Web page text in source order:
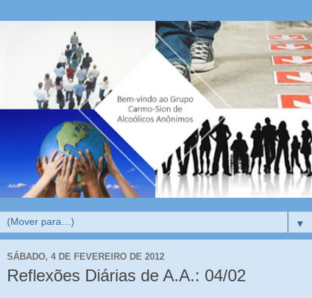
▼
SÁBADO, 4 DE FEVEREIRO DE 2012
Reflexões Diárias de A.A.: 04/02